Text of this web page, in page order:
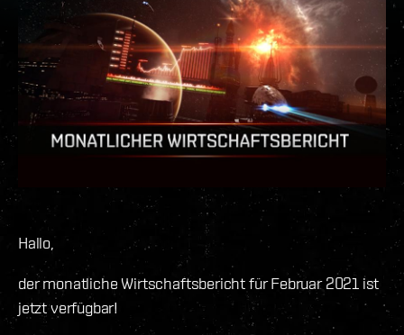
Hallo,
der monatliche Wirtschaftsbericht für Februar 2021 ist
jetzt verfügbar!